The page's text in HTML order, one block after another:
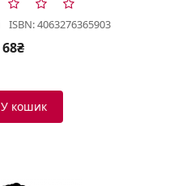
ISBN: 4063276365903
68₴
У кошик